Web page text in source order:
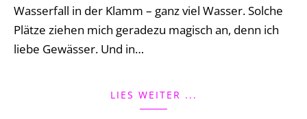
Wasserfall in der Klamm – ganz viel Wasser. Solche
Plätze ziehen mich geradezu magisch an, denn ich
liebe Gewässer. Und in…
LIES WEITER ...